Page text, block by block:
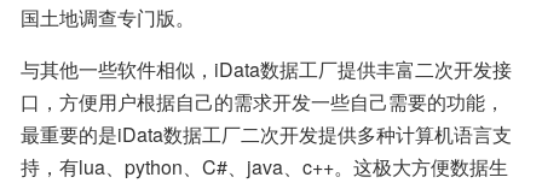
国土地调查专门版。
与其他一些软件相似，iData数据工厂提供丰富二次开发接
口，方便用户根据自己的需求开发一些自己需要的功能，
最重要的是iData数据工厂二次开发提供多种计算机语言支
持，有lua、python、C#、java、c++。这极大方便数据生